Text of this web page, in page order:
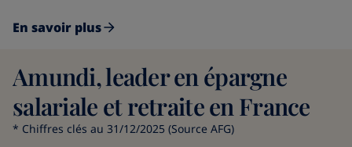
En savoir plus
Amundi, leader en épargne
salariale et retraite en France
* Chiffres clés au 31/12/2025 (Source AFG)